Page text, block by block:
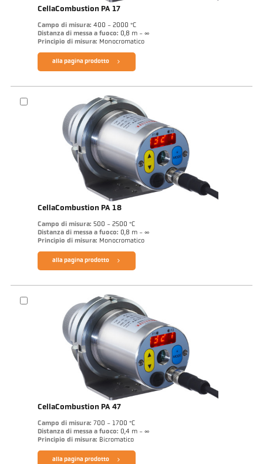
CellaCombustion PA 17
Campo di misura: 400 - 2000 °C
Distanza di messa a fuoco: 0,8 m - ∞
Principio di misura: Monocromatico
alla pagina prodotto
CellaCombustion PA 18
Campo di misura: 500 - 2500 °C
Distanza di messa a fuoco: 0,8 m - ∞
Principio di misura: Monocromatico
alla pagina prodotto
CellaCombustion PA 47
Campo di misura: 700 - 1700 °C
Distanza di messa a fuoco: 0,4 m - ∞
Principio di misura: Bicromatico
alla pagina prodotto